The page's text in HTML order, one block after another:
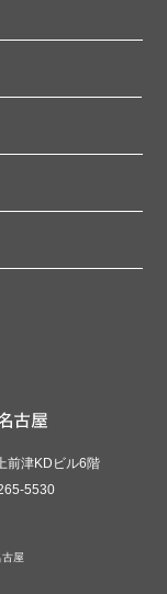
前津KDビル6階
5530
屋